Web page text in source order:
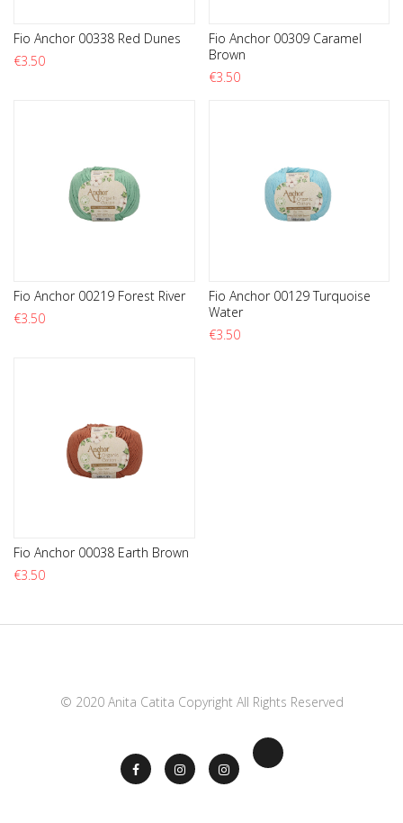
Fio Anchor 00338 Red Dunes
€3.50
Fio Anchor 00309 Caramel
Brown
€3.50
Fio Anchor 00219 Forest River
€3.50
Fio Anchor 00129 Turquoise
Water
€3.50
Fio Anchor 00038 Earth Brown
€3.50
© 2020 Anita Catita Copyright All Rights Reserved